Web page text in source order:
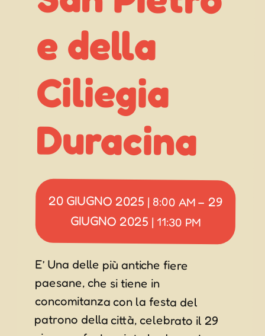
e della
Ciliegia
Duracina
20 GIUGNO 2025 | 8:00 AM– 29
GIUGNO 2025 | 11:30 PM
E’ Una delle più antiche fiere
paesane, che si tiene in
concomitanza con la festa del
patrono della città, celebrato il 29
giugno e festeggiato la domenica
successiva. Costituiva un tempo un
importante appuntamento
commerciale per tutte le vallate del